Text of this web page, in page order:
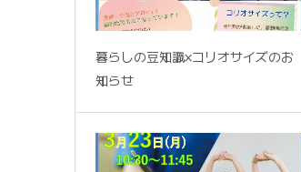
暮らしの豆知識×コリオサイズのお
知らせ